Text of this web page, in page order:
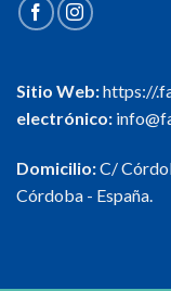
Sitio Web:https://
electrónico:
Domicilio:C/
Córdoba - España.